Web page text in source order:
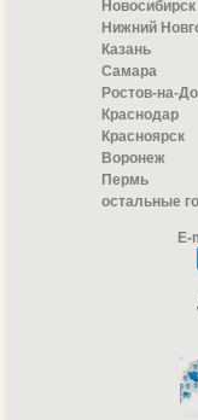
Новосибирск
Нижний
Казань
Самара
Ростов-на-
Краснодар
Красноярск
Воронеж
Пермь
остальные
E-